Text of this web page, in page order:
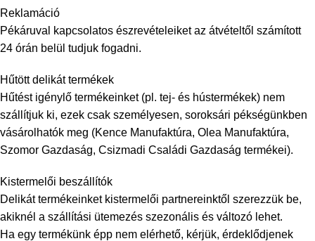
Reklamáció
Pékáruval kapcsolatos észrevételeiket az átvételtől számított
24 órán belül tudjuk fogadni.
Hűtött delikát termékek
Hűtést igénylő termékeinket (pl. tej- és hústermékek) nem
szállítjuk ki, ezek csak személyesen, soroksári pékségünkben
vásárolhatók meg (Kence Manufaktúra, Olea Manufaktúra,
Szomor Gazdaság, Csizmadi Családi Gazdaság termékei).
Kistermelői beszállítók
Delikát termékeinket kistermelői partnereinktől szerezzük be,
akiknél a szállítási ütemezés szezonális és változó lehet.
Ha egy termékünk épp nem elérhető, kérjük, érdeklődjenek